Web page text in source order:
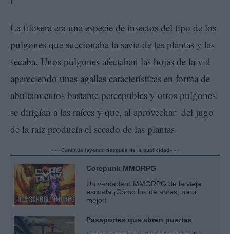
La filoxera era una especie de insectos del tipo de los
pulgones que succionaba la savia de las plantas y las
secaba. Unos pulgones afectaban las hojas de la vid
apareciendo unas agallas características en forma de
abultamientos bastante perceptibles y otros pulgones
se dirigían a las raíces y que, al aprovechar del jugo
de la raíz producía el secado de las plantas.
- - - Continúa leyendo después de la publicidad - - -
Corepunk MMORPG
Un verdadero MMORPG de la vieja
escuela ¡Cómo los de antes, pero
mejor!
Pasaportes que abren puertas